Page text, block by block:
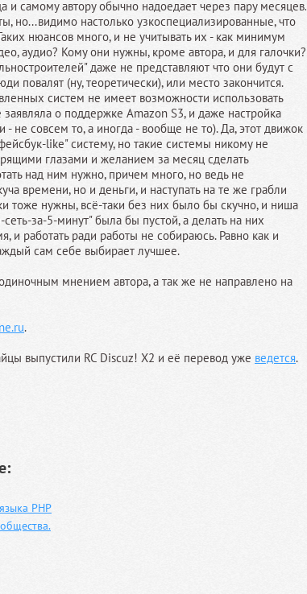
и самому автору обычно надоедает через пару месяцев.
но...видимо настолько узкоспециализированные, что
нюансов много, и не учитывать их - как минимум
аудио? Кому они нужны, кроме автора, и для галочки?
даже не представляют что они будут с
повалят (ну, теоретически), или место закончится.
систем не имеет возможности использовать
о поддержке Amazon S3, и даже настройка
- не совсем то, а иногда - вообще не то). Да, этот движок
like" систему, но такие системы никому не
глазами и желанием за месяц сделать
над ним нужно, причем много, но ведь не
времени, но и деньги, и наступать на те же грабли
тоже нужны, всё-таки без них было бы скучно, и ниша
за-5-минут" была бы пустой, а делать на них
и работать ради работы не собираюсь. Равно как и
сам себе выбирает лучшее.
мнением автора, а так же не направлено на
.
выпустили RC Discuz! X2 и её перевод уже ведется.
PHP